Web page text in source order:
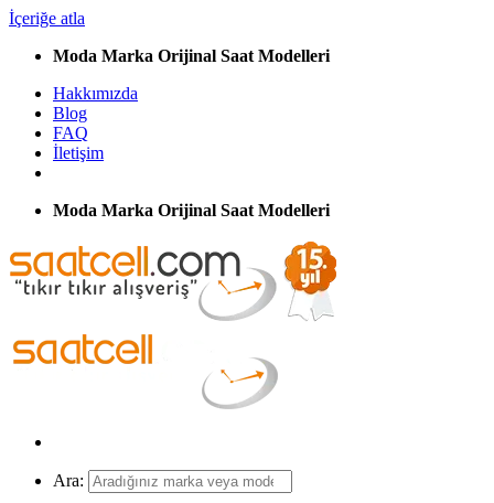
İçeriğe atla
Moda Marka Orijinal Saat Modelleri
Hakkımızda
Blog
FAQ
İletişim
Moda Marka Orijinal Saat Modelleri
Ara: